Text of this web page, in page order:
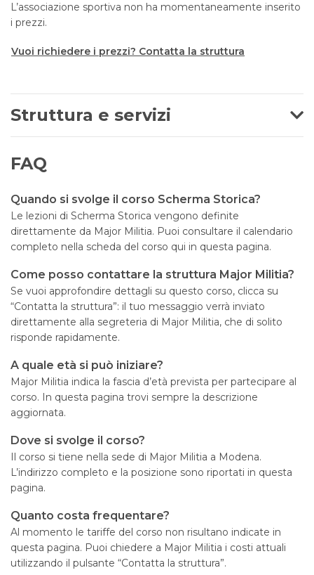
L’associazione sportiva non ha momentaneamente inserito
i prezzi.
Vuoi richiedere i prezzi? Contatta la struttura
Struttura e servizi
FAQ
Quando si svolge il corso Scherma Storica?
Le lezioni di Scherma Storica vengono definite
direttamente da Major Militia. Puoi consultare il calendario
completo nella scheda del corso qui in questa pagina.
Come posso contattare la struttura Major Militia?
Se vuoi approfondire dettagli su questo corso, clicca su
“Contatta la struttura”: il tuo messaggio verrà inviato
direttamente alla segreteria di Major Militia, che di solito
risponde rapidamente.
A quale età si può iniziare?
Major Militia indica la fascia d’età prevista per partecipare al
corso. In questa pagina trovi sempre la descrizione
aggiornata.
Dove si svolge il corso?
Il corso si tiene nella sede di Major Militia a Modena.
L’indirizzo completo e la posizione sono riportati in questa
pagina.
Quanto costa frequentare?
Al momento le tariffe del corso non risultano indicate in
questa pagina. Puoi chiedere a Major Militia i costi attuali
utilizzando il pulsante “Contatta la struttura”.